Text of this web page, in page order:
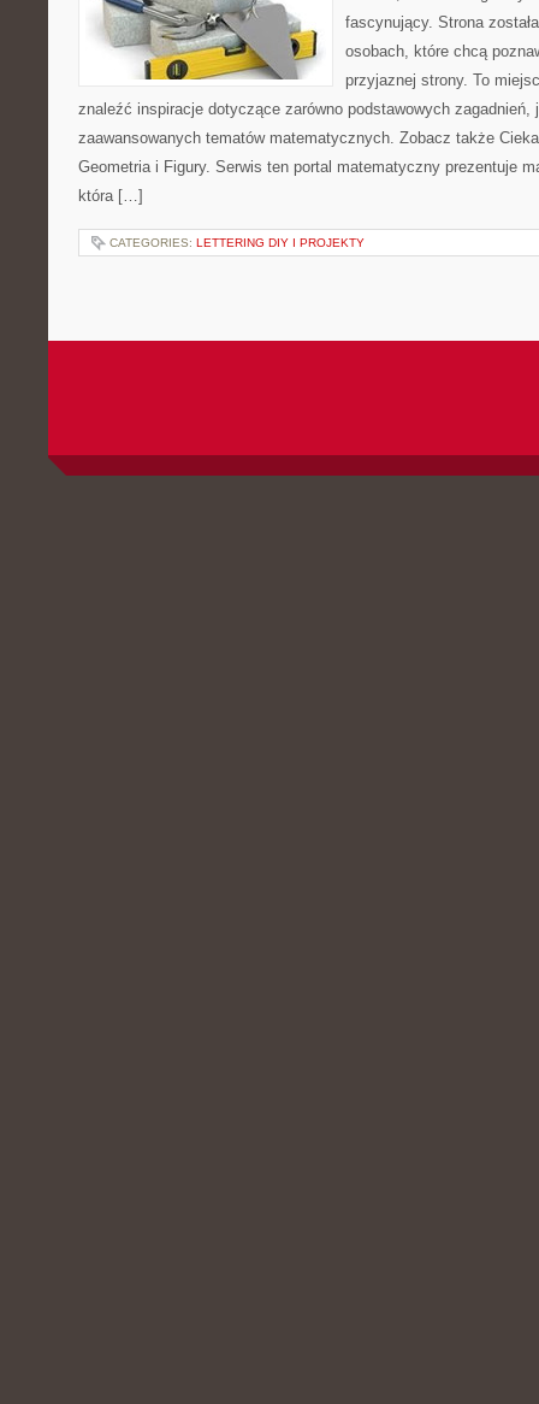
fascynujący. Strona
osobach, które chcą
przyjaznej strony. To
znaleźć inspiracje dotyczące zarówno podstawowych zagadnień,
zaawansowanych tematów matematycznych. Zobacz także
Geometria i Figury. Serwis ten portal matematyczny prezentuje
która […]
CATEGORIES: LETTERING DIY I PROJEKTY